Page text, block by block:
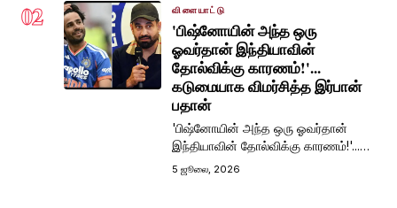
02 விளையாட்டு
'பிஷ்னோயின் அந்த ஒரு
ஓவர்தான் இந்தியாவின்
தோல்விக்கு காரணம்!'...
கடுமையாக விமர்சித்த இர்பான்
பதான்
'பிஷ்னோயின் அந்த ஒரு ஓவர்தான்
இந்தியாவின் தோல்விக்கு காரணம்!'...
கடுமையாக விமர்சித்த இர்பான் பதான்
5 ஜூலை, 2026